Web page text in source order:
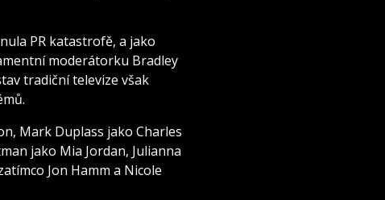
PR katastrofě, a jako
moderátorku Bradley
tradiční televize však
Mark Duplass jako Charles
jako Mia Jordan, Julianna
Jon Hamm a Nicole